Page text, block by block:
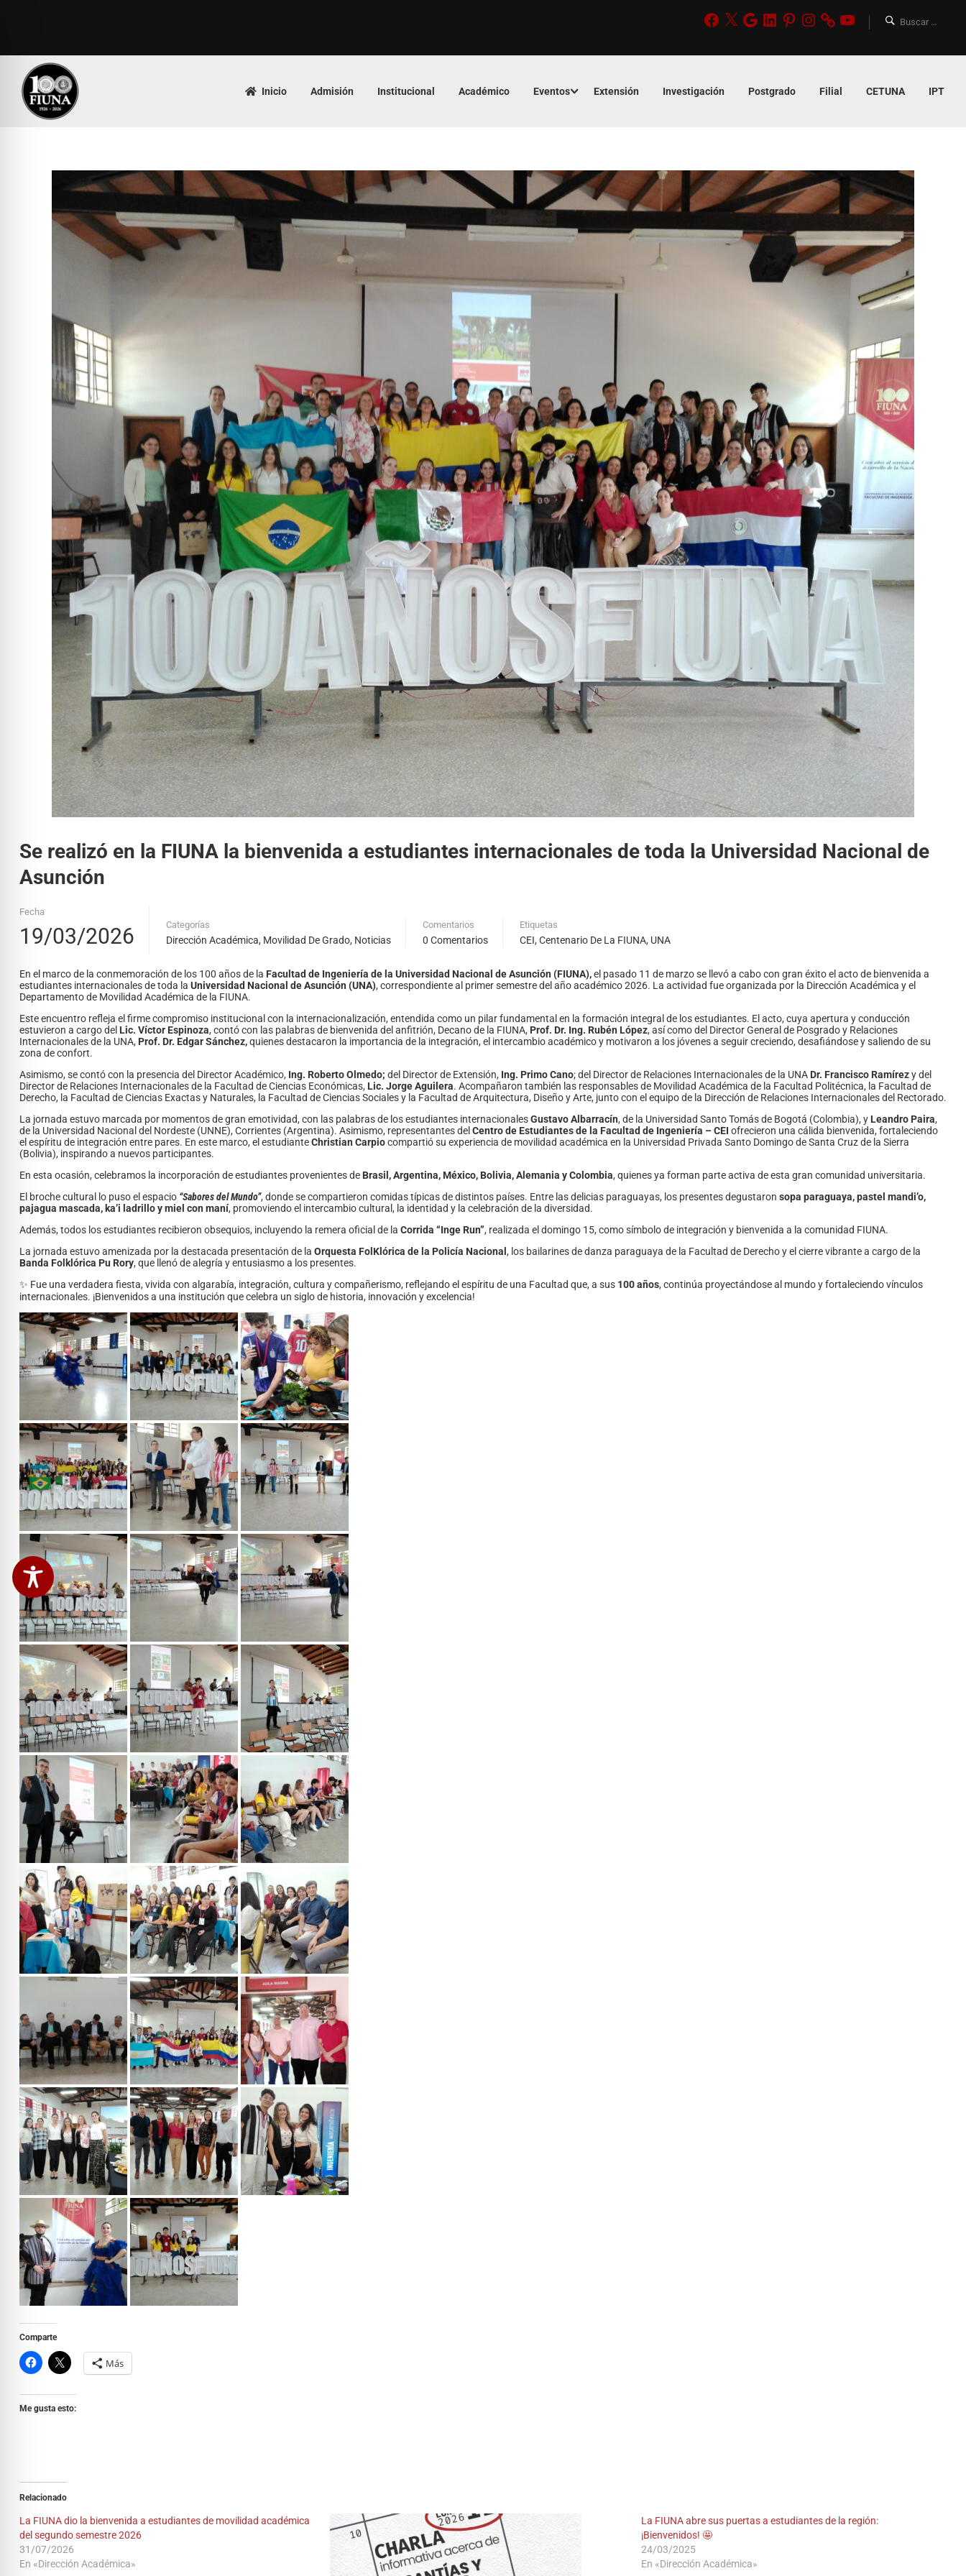
Inicio Admisión Institucional Académico Eventos Extensión Investigación Postgrado Filial CETUNA IPT
Se realizó en la FIUNA la bienvenida a estudiantes internacionales de toda la Universidad Nacional de
Asunción
Fecha
19/03/2026 Categorías
Dirección Académica, Movilidad De Grado, Noticias
Comentarios
0 Comentarios
Etiquetas
CEI, Centenario De La FIUNA, UNA
En el marco de la conmemoración de los 100 años de la Facultad de Ingeniería de la Universidad Nacional de Asunción (FIUNA),el pasado 11 de marzo se llevó a cabo con gran éxito el acto de bienvenida a
estudiantes internacionales de toda la Universidad Nacional de Asunción (UNA), correspondiente al primer semestre del año académico 2026. La actividad fue organizada por la Dirección Académica y el
Departamento de Movilidad Académica de la FIUNA.
Este encuentro refleja el firme compromiso institucional con la internacionalización, entendida como un pilar fundamental en la formación integral de los estudiantes. El acto, cuya apertura y conducción
estuvieron a cargo del Lic. Víctor Espinoza, contó con las palabras de bienvenida del anfitrión, Decano de la FIUNA, Prof. Dr. Ing. Rubén López, así como del Director General de Posgrado y Relaciones
Internacionales de la UNA, Prof. Dr. Edgar Sánchez,quienes destacaron la importancia de la integración, el intercambio académico y motivaron a los jóvenes a seguir creciendo, desafiándose y saliendo de su
zona de confort.
Asimismo, se contó con la presencia del Director Académico, Ing. Roberto Olmedo; del Director de Extensión, Ing. Primo Cano; del Director de Relaciones Internacionales de la UNA Dr. Francisco Ramírezy del
Director de Relaciones Internacionales de la Facultad de Ciencias Económicas, Lic. Jorge Aguilera. Acompañaron también las responsables de Movilidad Académica de la Facultad Politécnica, la Facultad de
Derecho, la Facultad de Ciencias Exactas y Naturales, la Facultad de Ciencias Sociales y la Facultad de Arquitectura, Diseño y Arte, junto con el equipo de la Dirección de Relaciones Internacionales del Rectorado.
La jornada estuvo marcada por momentos de gran emotividad, con las palabras de los estudiantes internacionalesGustavo Albarracín, de la Universidad Santo Tomás de Bogotá (Colombia), y Leandro Paira,
de la Universidad Nacional del Nordeste (UNNE), Corrientes (Argentina). Asimismo, representantes del Centro de Estudiantes de la Facultad de Ingeniería – CEI ofrecieron una cálida bienvenida, fortaleciendo
el espíritu de integración entre pares. En este marco, el estudianteChristian Carpiocompartió su experiencia de movilidad académica en la Universidad Privada Santo Domingo de Santa Cruz de la Sierra
(Bolivia), inspirando a nuevos participantes.
En esta ocasión, celebramos la incorporación de estudiantes provenientes de Brasil, Argentina, México, Bolivia, Alemania y Colombia, quienes ya forman parte activa de esta gran comunidad universitaria.
El broche cultural lo puso el espacio “Sabores del Mundo”, donde se compartieron comidas típicas de distintos países. Entre las delicias paraguayas, los presentes degustaron sopa paraguaya, pastel mandi’o,
pajagua mascada, ka’i ladrillo y miel con maní, promoviendo el intercambio cultural, la identidad y la celebración de la diversidad.
Además, todos los estudiantes recibieron obsequios, incluyendo la remera oficial de la Corrida “Inge Run”, realizada el domingo 15, como símbolo de integración y bienvenida a la comunidad FIUNA.
La jornada estuvo amenizada por la destacada presentación de la Orquesta FolKlórica de la Policía Nacional , los bailarines de danza paraguaya de la Facultad de Derecho y el cierre vibrante a cargo de la
Banda Folklórica Pu Rory, que llenó de alegría y entusiasmo a los presentes.
✨ Fue una verdadera fiesta, vivida con algarabía, integración, cultura y compañerismo, reflejando el espíritu de una Facultad que, a sus 100 años, continúa proyectándose al mundo y fortaleciendo vínculos
internacionales. ¡Bienvenidos a una institución que celebra un siglo de historia, innovación y excelencia!
Comparte
Más
Me gusta esto:
Relacionado
La FIUNA dio la bienvenida a estudiantes de movilidad académica
del segundo semestre 2026
31/07/2026
En «Dirección Académica»
La FIUNA abre sus puertas a estudiantes de la región:
¡Bienvenidos! 🤩
24/03/2025
En «Dirección Académica»
BOLSA DE TRABAJO